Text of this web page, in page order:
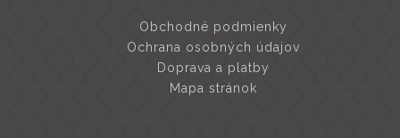
Obchodné podmienky
Ochrana osobných údajov
Doprava a platby
Mapa stránok